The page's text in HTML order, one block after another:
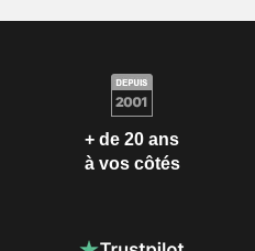
+ de 20 ans
à vos côtés